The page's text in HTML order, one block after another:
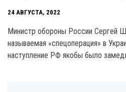
24 АВГУСТА, 2022
Министр обороны России Сергей
называемая «спецоперация» в
наступление РФ якобы было